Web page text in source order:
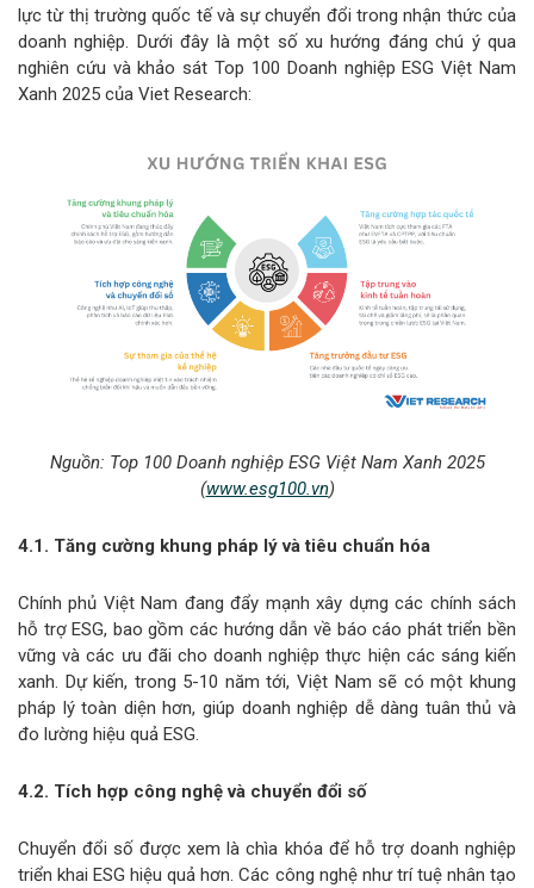
lực từ thị trường quốc tế và sự chuyển đổi trong nhận thức của
doanh nghiệp. Dưới đây là một số xu hướng đáng chú ý qua
nghiên cứu và khảo sát Top 100 Doanh nghiệp ESG Việt Nam
Xanh 2025 của Viet Research:
Nguồn: Top 100 Doanh nghiệp ESG Việt Nam Xanh 2025
(www.esg100.vn)
4.1. Tăng cường khung pháp lý và tiêu chuẩn hóa
Chính phủ Việt Nam đang đẩy mạnh xây dựng các chính sách
hỗ trợ ESG, bao gồm các hướng dẫn về báo cáo phát triển bền
vững và các ưu đãi cho doanh nghiệp thực hiện các sáng kiến
xanh. Dự kiến, trong 5-10 năm tới, Việt Nam sẽ có một khung
pháp lý toàn diện hơn, giúp doanh nghiệp dễ dàng tuân thủ và
đo lường hiệu quả ESG.
4.2. Tích hợp công nghệ và chuyển đổi số
Chuyển đổi số được xem là chìa khóa để hỗ trợ doanh nghiệp
triển khai ESG hiệu quả hơn. Các công nghệ như trí tuệ nhân tạo